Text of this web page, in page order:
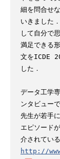
細を問合せ
いきました
して自分で
満足できる
文をICDE
した．
データ工学
ンタビュー
先生が若手
エピソード
http://